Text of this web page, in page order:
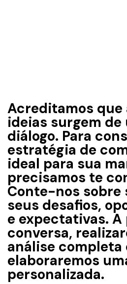
Acreditamos que
ideias surgem de
diálogo. Para
estratégia de
ideal para sua
precisamos te
Conte-nos sobre
seus desafios,
e expectativas.
conversa,
análise completa
elaboraremos
personalizada.